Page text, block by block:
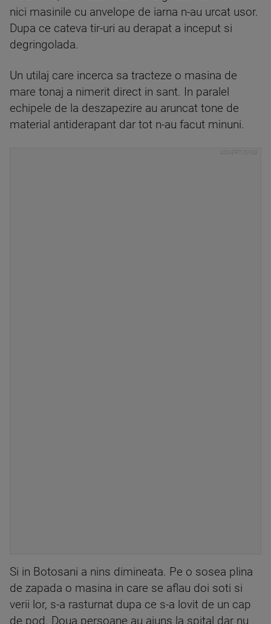
nici masinile cu anvelope de iarna n-au urcat usor.
Dupa ce cateva tir-uri au derapat a inceput si
degringolada.
Un utilaj care incerca sa tracteze o masina de
mare tonaj a nimerit direct in sant. In paralel
echipele de la deszapezire au aruncat tone de
material antiderapant dar tot n-au facut minuni.
Si in Botosani a nins dimineata. Pe o sosea plina
de zapada o masina in care se aflau doi soti si
verii lor, s-a rasturnat dupa ce s-a lovit de un cap
de pod. Doua persoane au ajuns la spital dar nu